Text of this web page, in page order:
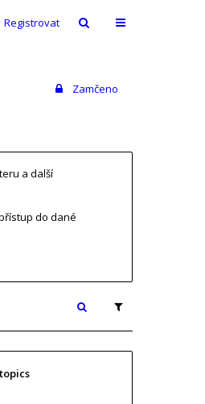
Registrovat
Zamčeno
a další
do dané